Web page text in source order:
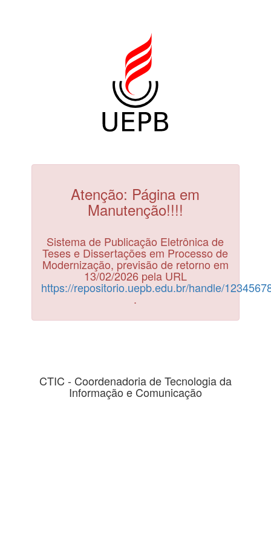
Atenção: Página em
Manutenção!!!!
Sistema de Publicação Eletrônica de
Teses e Dissertações em Processo de
Modernização, previsão de retorno em
13/02/2026 pela URL
https://repositorio.uepb.edu.br/handle/
.
CTIC - Coordenadoria de Tecnologia da
Informação e Comunicação